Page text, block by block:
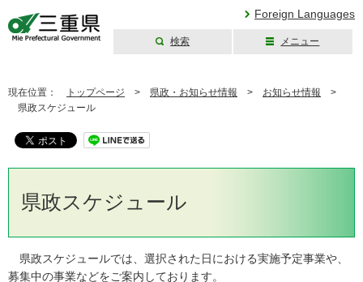
Foreign Languages
検索 メニュー
現在位置： トップページ > 県政・お知らせ情報 > お知らせ情報 >
県政スケジュール
県政スケジュール
県政スケジュールでは、選択された日における実施予定事業や、
募集中の事業などをご案内しております。